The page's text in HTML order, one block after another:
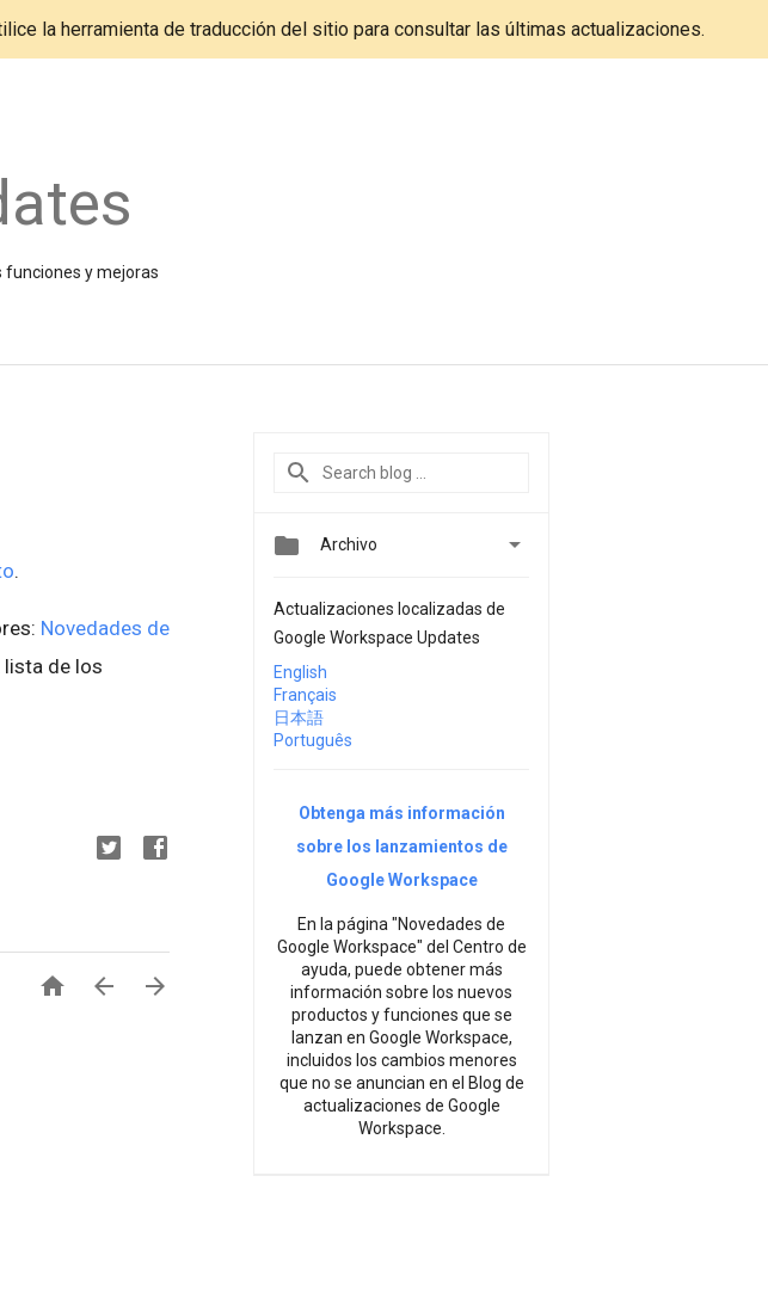
la herramienta de traducción del sitio para consultar las últimas actualizaciones.
funciones y mejoras
.
Novedades de
lista de los
  
 Archivo 
Actualizaciones localizadas de
Google Workspace Updates
English
Français
日本語
Português
Obtenga más información
sobre los lanzamientos de
Google Workspace
En la página "Novedades de
Google Workspace" del Centro de
ayuda, puede obtener más
información sobre los nuevos
productos y funciones que se
lanzan en Google Workspace,
incluidos los cambios menores
que no se anuncian en el Blog de
actualizaciones de Google
Workspace.